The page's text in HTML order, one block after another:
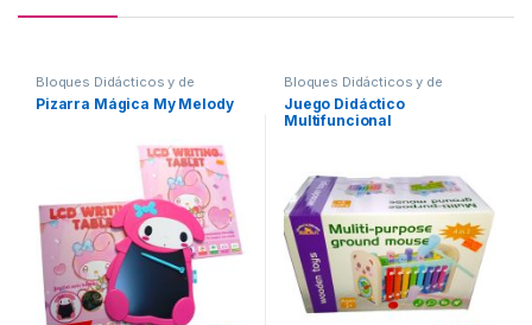
Bloques Didácticos y de
aprendizaje
Pizarra Mágica My Melody
Bloques Didácticos y de
aprendizaje
Juego Didáctico
Multifuncional